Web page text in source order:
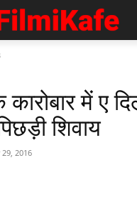
में ए
शिवाय
2016